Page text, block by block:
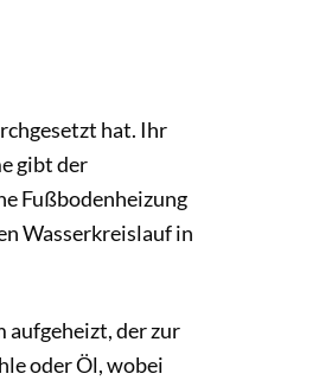
hat. Ihr
gibt der
Fußbodenheizung
Wasserkreislauf in
aufgeheizt, der zur
oder Öl, wobei